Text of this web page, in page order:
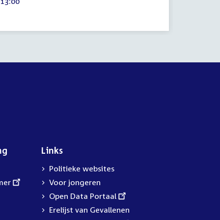
2024
Links
Politieke websites
Voor jongeren
External
link:
Open Data Portaal
Erelijst van Gevallenen